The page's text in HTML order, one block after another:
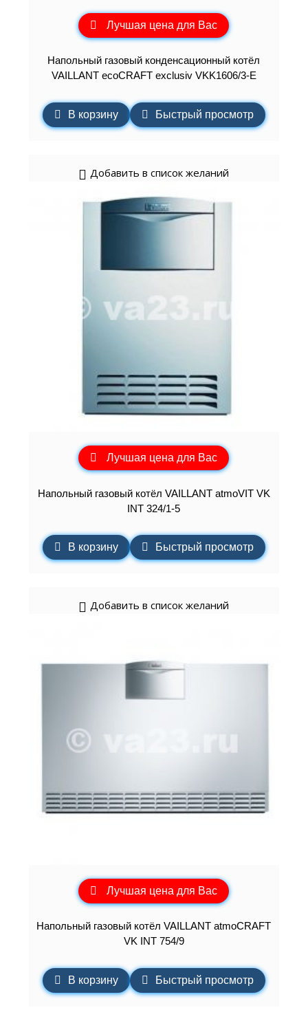
Лучшая цена для Вас
Напольный газовый конденсационный котёл
VAILLANT ecoCRAFT exclusiv VKK1606/3-E
В корзину Быстрый просмотр
Добавить в список желаний
Лучшая цена для Вас
Напольный газовый котёл VAILLANT atmoVIT VK
INT 324/1-5
В корзину Быстрый просмотр
Добавить в список желаний
Лучшая цена для Вас
Напольный газовый котёл VAILLANT atmoCRAFT
VK INT 754/9
В корзину Быстрый просмотр